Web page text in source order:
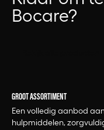
Bocare?
GROOT ASSORTIMENT
Een volledig aanbod
hulpmiddelen,